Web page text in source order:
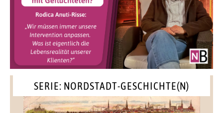
SERIE: NORDSTADT-GESCHICHTE(N)